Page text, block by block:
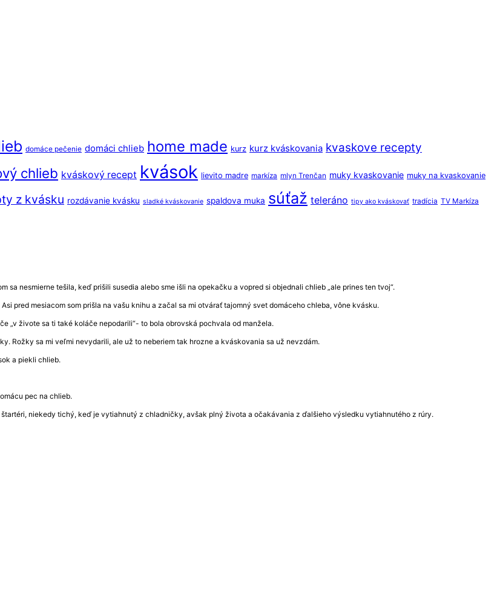
domáce pečenie domáci chlieb home made kurz kurz kváskovania kvaskove recepty
chlieb kváskový recept kvások lievito madre markíza mlyn Trenčan muky kvaskovanie muky na kvaskovanie
z kvásku rozdávanie kvásku sladké kváskovanie spaldova muka súťaž teleráno tipy ako kváskovať tradícia TV Markíza
nesmierne tešila, keď prišili susedia alebo sme išli na opekačku a vopred si objednali chlieb „ale prines ten tvoj“.
pred mesiacom som prišla na vašu knihu a začal sa mi otvárať tajomný svet domáceho chleba, vône kvásku.
„v živote sa ti také koláče nepodarili“- to bola obrovská pochvala od manžela.
Rožky sa mi veľmi nevydarili, ale už to neberiem tak hrozne a kváskovania sa už nevzdám.
a piekli chlieb.
pec na chlieb.
niekedy tichý, keď je vytiahnutý z chladničky, avšak plný života a očakávania z ďalšieho výsledku vytiahnutého z rúry.